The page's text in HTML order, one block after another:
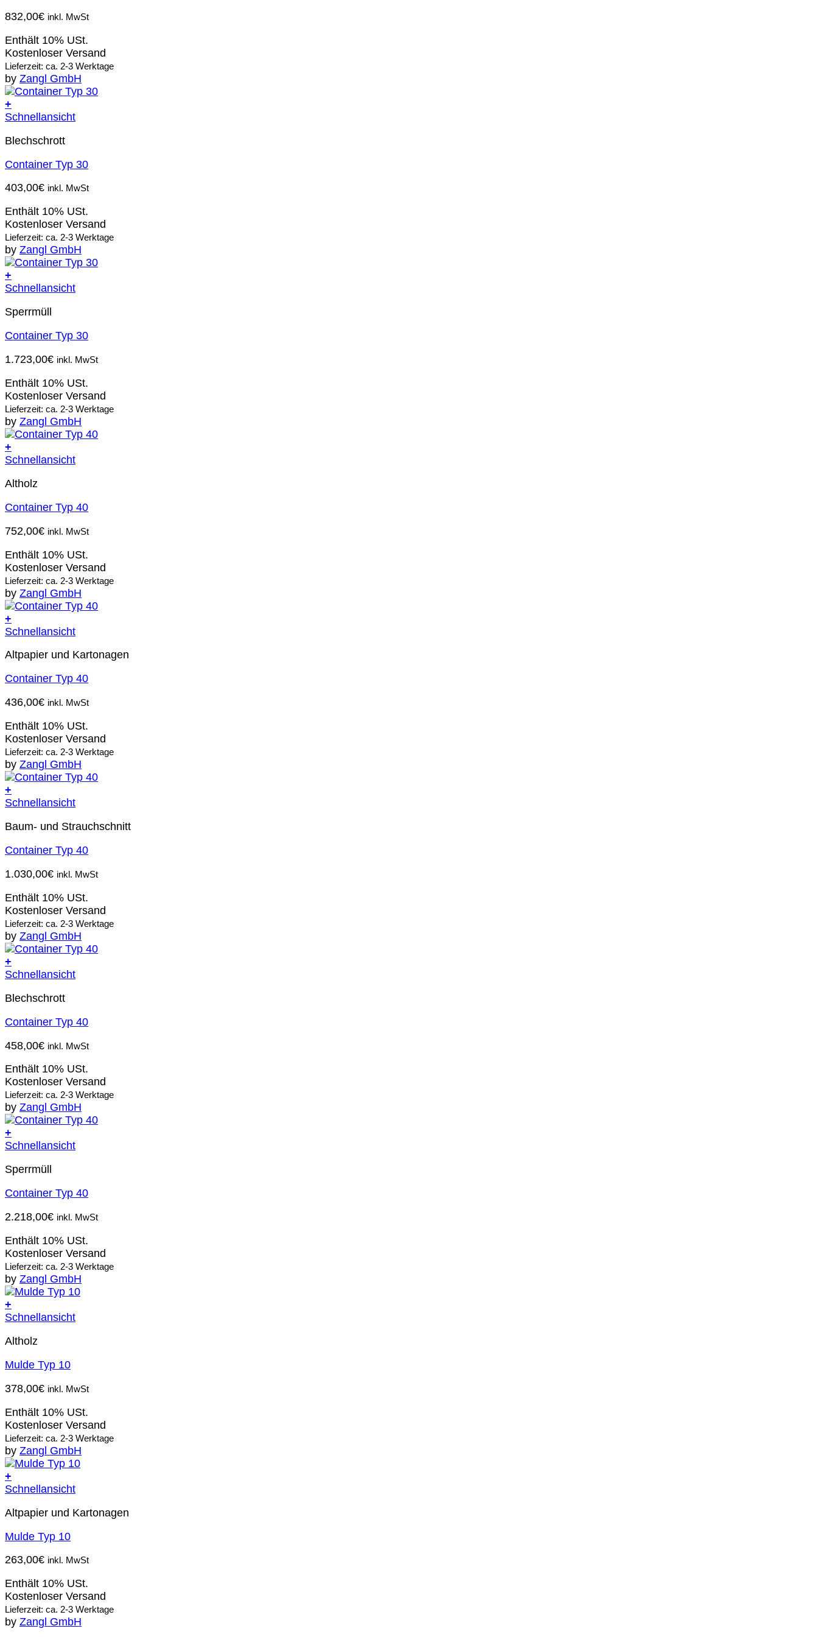
832,00€ inkl. MwSt
Enthält 10% USt.
Kostenloser Versand
Lieferzeit: ca. 2-3 Werktage
by Zangl GmbH
+
Schnellansicht
Blechschrott
Container Typ 30
403,00€ inkl. MwSt
Enthält 10% USt.
Kostenloser Versand
Lieferzeit: ca. 2-3 Werktage
by Zangl GmbH
+
Schnellansicht
Sperrmüll
Container Typ 30
1.723,00€ inkl. MwSt
Enthält 10% USt.
Kostenloser Versand
Lieferzeit: ca. 2-3 Werktage
by Zangl GmbH
+
Schnellansicht
Altholz
Container Typ 40
752,00€ inkl. MwSt
Enthält 10% USt.
Kostenloser Versand
Lieferzeit: ca. 2-3 Werktage
by Zangl GmbH
+
Schnellansicht
Altpapier und Kartonagen
Container Typ 40
436,00€ inkl. MwSt
Enthält 10% USt.
Kostenloser Versand
Lieferzeit: ca. 2-3 Werktage
by Zangl GmbH
+
Schnellansicht
Baum- und Strauchschnitt
Container Typ 40
1.030,00€ inkl. MwSt
Enthält 10% USt.
Kostenloser Versand
Lieferzeit: ca. 2-3 Werktage
by Zangl GmbH
+
Schnellansicht
Blechschrott
Container Typ 40
458,00€ inkl. MwSt
Enthält 10% USt.
Kostenloser Versand
Lieferzeit: ca. 2-3 Werktage
by Zangl GmbH
+
Schnellansicht
Sperrmüll
Container Typ 40
2.218,00€ inkl. MwSt
Enthält 10% USt.
Kostenloser Versand
Lieferzeit: ca. 2-3 Werktage
by Zangl GmbH
+
Schnellansicht
Altholz
Mulde Typ 10
378,00€ inkl. MwSt
Enthält 10% USt.
Kostenloser Versand
Lieferzeit: ca. 2-3 Werktage
by Zangl GmbH
+
Schnellansicht
Altpapier und Kartonagen
Mulde Typ 10
263,00€ inkl. MwSt
Enthält 10% USt.
Kostenloser Versand
Lieferzeit: ca. 2-3 Werktage
by Zangl GmbH